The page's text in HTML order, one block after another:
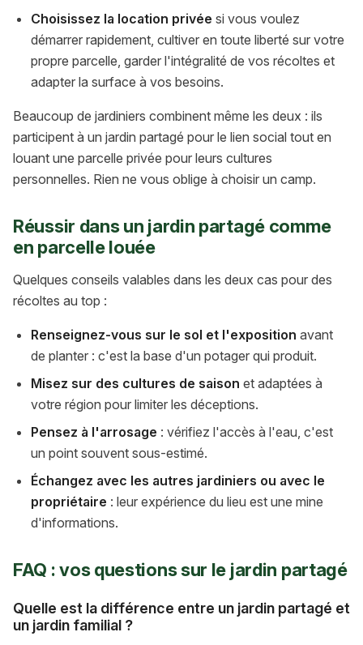
Choisissez la location privée si vous voulez
démarrer rapidement, cultiver en toute liberté sur votre
propre parcelle, garder l'intégralité de vos récoltes et
adapter la surface à vos besoins.
Beaucoup de jardiniers combinent même les deux : ils
participent à un jardin partagé pour le lien social tout en
louant une parcelle privée pour leurs cultures
personnelles. Rien ne vous oblige à choisir un camp.
Réussir dans un jardin partagé comme
en parcelle louée
Quelques conseils valables dans les deux cas pour des
récoltes au top :
Renseignez-vous sur le sol et l'exposition avant
de planter : c'est la base d'un potager qui produit.
Misez sur des cultures de saison et adaptées à
votre région pour limiter les déceptions.
Pensez à l'arrosage : vérifiez l'accès à l'eau, c'est
un point souvent sous-estimé.
Échangez avec les autres jardiniers ou avec le
propriétaire : leur expérience du lieu est une mine
d'informations.
FAQ : vos questions sur le jardin partagé
Quelle est la différence entre un jardin partagé et
un jardin familial ?